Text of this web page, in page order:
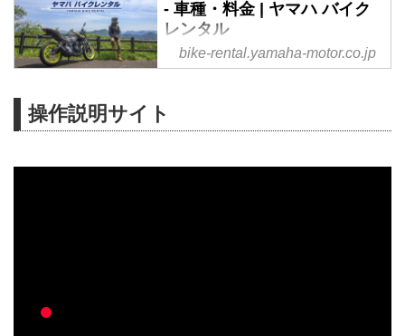
- 車種・料金 | ヤマハ バイク
レンタル
ヤマハ バイクレンタルでご利用
bike-rental.yamaha-motor.co.jp
操作説明サイト